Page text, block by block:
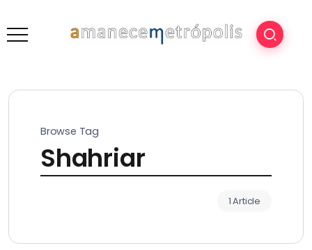
Browse Tag
Shahriar
1 Article